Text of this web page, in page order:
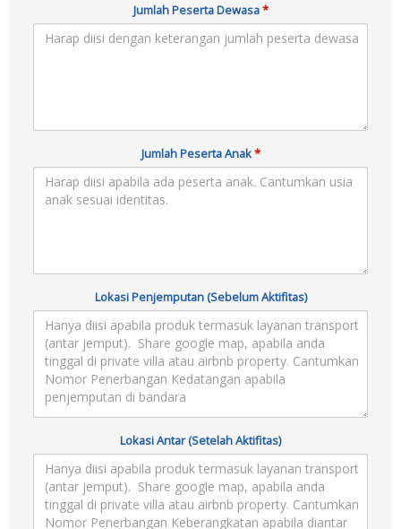
Jumlah Peserta Dewasa*
Jumlah Peserta Anak*
Lokasi Penjemputan (Sebelum Aktifitas)
Lokasi Antar (Setelah Aktifitas)